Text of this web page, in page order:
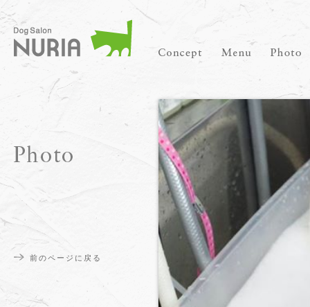
前のページに戻る